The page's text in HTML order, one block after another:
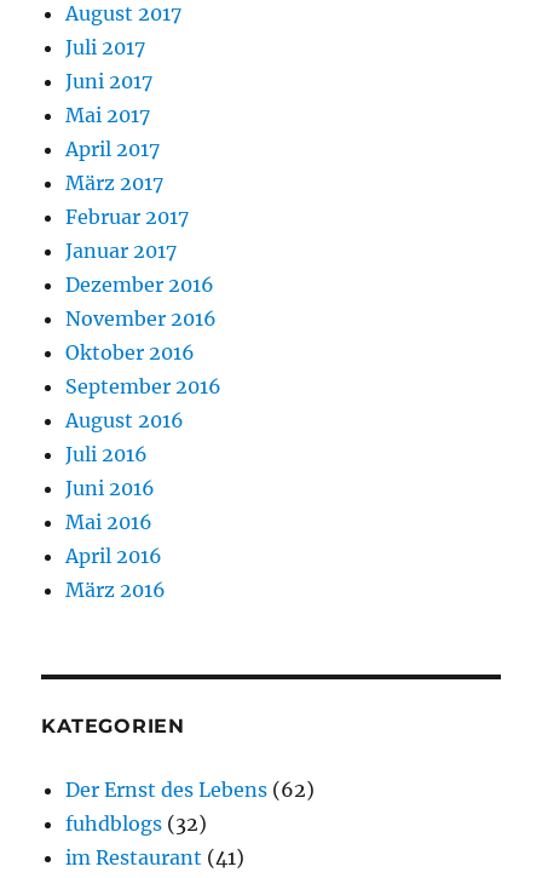
August 2017
Juli 2017
Juni 2017
Mai 2017
April 2017
März 2017
Februar 2017
Januar 2017
Dezember 2016
November 2016
Oktober 2016
September 2016
August 2016
Juli 2016
Juni 2016
Mai 2016
April 2016
März 2016
KATEGORIEN
Der Ernst des Lebens (62)
fuhdblogs (32)
im Restaurant (41)